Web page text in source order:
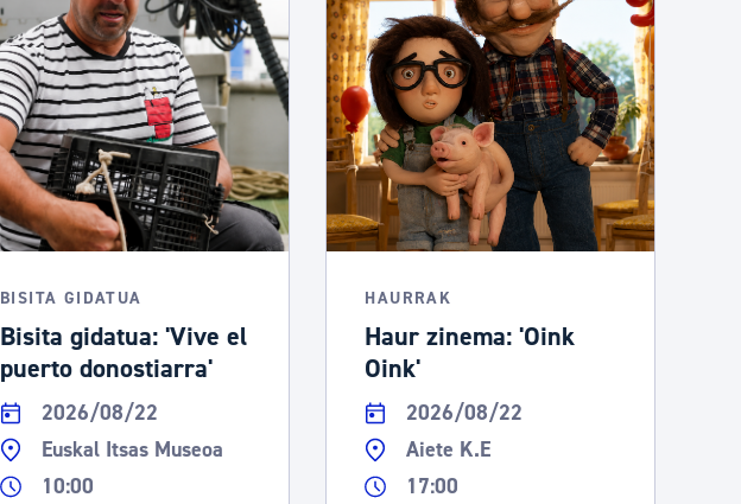
BISITA GIDATUA
Bisita gidatua: 'Vive el
puerto donostiarra'
2026/08/22
Euskal Itsas Museoa
10:00
HAURRAK
Haur zinema: 'Oink
Oink'
2026/08/22
Aiete K.E
17:00